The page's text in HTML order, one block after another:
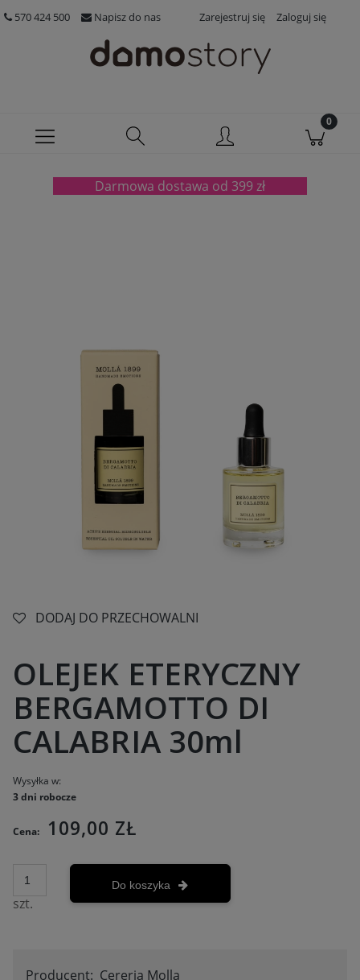
570 424 500 Napisz do nas Zarejestruj się Zaloguj się
Darmowa dostawa od 399 zł
DODAJ DO PRZECHOWALNI
OLEJEK ETERYCZNY
BERGAMOTTO DI
CALABRIA 30ml
Wysyłka w:
3 dni robocze
Cena: 109,00 ZŁ
szt.
Do koszyka
Producent: Cereria Molla